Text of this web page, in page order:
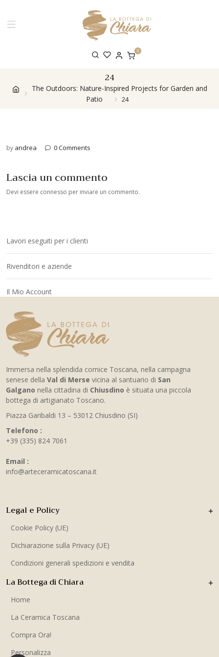
0
24
The Outdoors: Nature-Inspired Projects for Garden and
Patio
24
by andrea 0 Comments
Lascia un commento
Devi essere connesso per inviare un commento.
Lavori eseguiti per i clienti
Rivenditori e aziende
Il Mio Account
Immersa nella splendida cornice Toscana, nella campagna
senese della Val di Merse vicina al santuario di San
Galgano nella cittadina di Chiusdino è situata una piccola
bottega di artigianato Toscano.
Piazza Garibaldi 13 – 53012 Chiusdino (SI)
Telefono :
+39 (335) 824 7061
Email :
info@arteceramicatoscana.it
La Bottega di Chiara
Home
La Ceramica Toscana
Compra Ora!
Personalizza
Legal e Policy
Cookie Policy (UE)
Dichiarazione sulla Privacy (UE)
Condizioni generali spedizioni e vendita